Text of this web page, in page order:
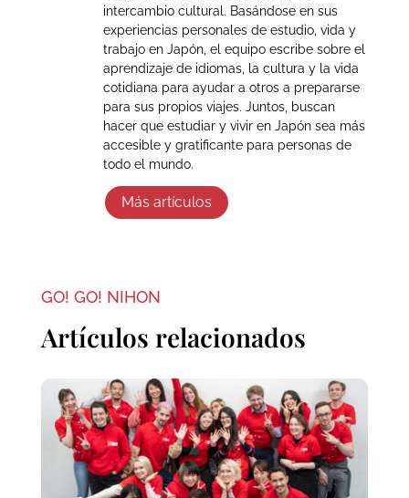
intercambio cultural. Basándose en sus
experiencias personales de estudio, vida y
trabajo en Japón, el equipo escribe sobre el
aprendizaje de idiomas, la cultura y la vida
cotidiana para ayudar a otros a prepararse
para sus propios viajes. Juntos, buscan
hacer que estudiar y vivir en Japón sea más
accesible y gratificante para personas de
todo el mundo.
Más artículos
GO! GO! NIHON
Artículos relacionados